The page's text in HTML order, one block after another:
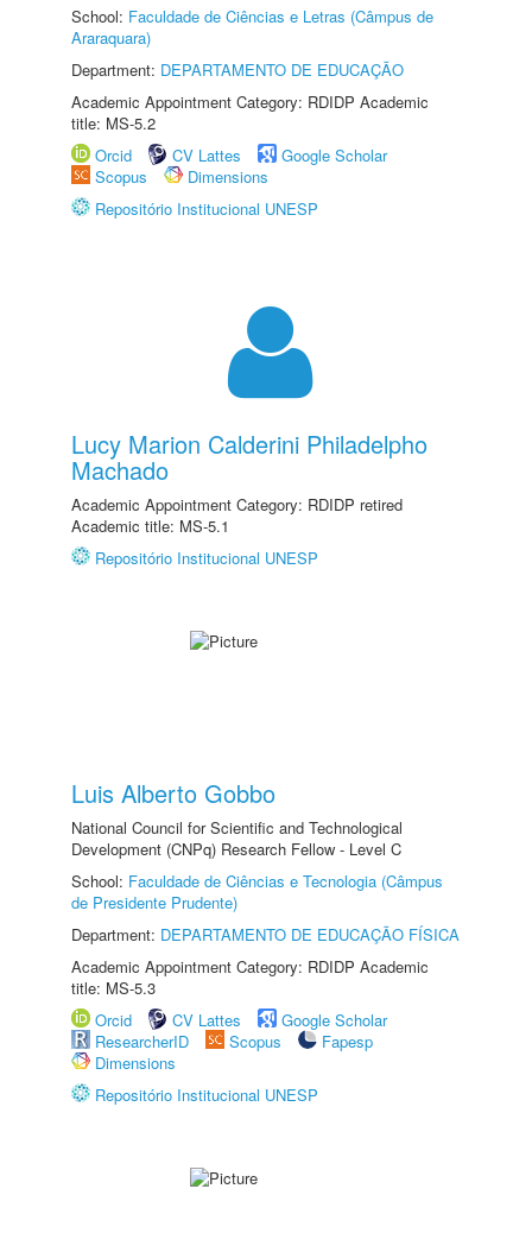
School: Faculdade de Ciências e Letras (Câmpus de
Araraquara)
Department: DEPARTAMENTO DE EDUCAÇÃO
Academic Appointment Category: RDIDP Academic
title: MS-5.2
Orcid
CV Lattes
Google Scholar
Scopus
Dimensions
Repositório Institucional UNESP
Lucy Marion Calderini Philadelpho
Machado
Academic Appointment Category: RDIDP retired
Academic title: MS-5.1
Repositório Institucional UNESP
Luis Alberto Gobbo
National Council for Scientific and Technological
Development (CNPq) Research Fellow - Level C
School: Faculdade de Ciências e Tecnologia (Câmpus
de Presidente Prudente)
Department: DEPARTAMENTO DE EDUCAÇÃO FÍSICA
Academic Appointment Category: RDIDP Academic
title: MS-5.3
Orcid
CV Lattes
Google Scholar
ResearcherID
Scopus
Fapesp
Dimensions
Repositório Institucional UNESP